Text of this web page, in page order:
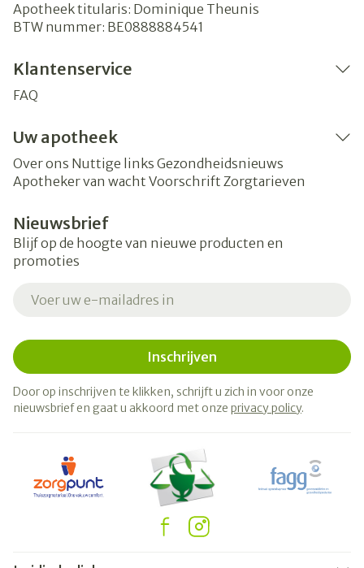
Apotheek titularis: Dominique Theunis
BTW nummer: BE0888884541
Klantenservice
FAQ
Uw apotheek
Over ons Nuttige links Gezondheidsnieuws
Apotheker van wacht Voorschrift Zorgtarieven
Nieuwsbrief
Blijf op de hoogte van nieuwe producten en
promoties
Inschrijven
Door op inschrijven te klikken, schrijft u zich in voor onze
nieuwsbrief en gaat u akkoord met onze privacy policy.